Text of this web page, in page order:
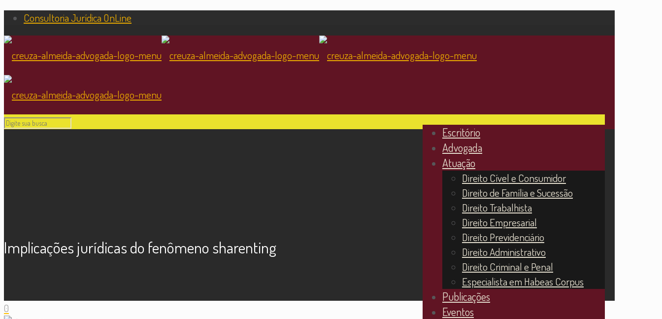
Consultoria Jurídica OnLine
Escritório
Advogada
Atuação
Direito Cível e Consumidor
Direito de Família e Sucessão
Direito Trabalhista
Direito Empresarial
Direito Previdenciário
Direito Administrativo
Direito Criminal e Penal
Especialista em Habeas Corpus
Publicações
Eventos
Implicações jurídicas do fenômeno sharenting
0